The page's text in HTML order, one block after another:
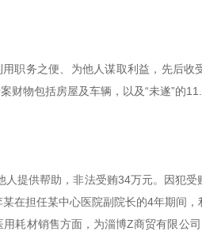
职务之便、为他人谋取利益，先后收
物包括房屋及车辆，以及“未遂”的
提供帮助，非法受贿34万元。因犯受
在担任某中心医院副院长的4年期间
耗材销售方面，为淄博Z商贸有限公